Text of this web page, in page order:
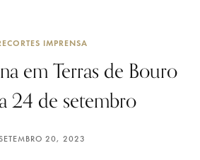
IMPRENSA
em Terras de Bouro
24 de setembro
20, 2023